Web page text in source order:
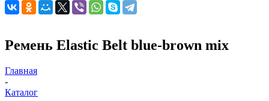
Ремень Elastic Belt blue-brown mix
Главная
-
Каталог